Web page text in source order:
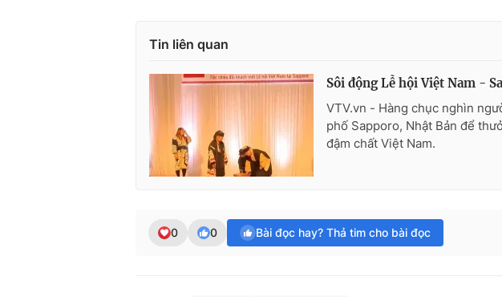
Tin liên quan
Sôi động Lễ hội Việt Nam -
VTV.vn - Hàng chục nghìn
phố Sapporo, Nhật Bản để
đậm chất Việt Nam.
0 0 Bài đọc hay? Thả tim cho bài đọc